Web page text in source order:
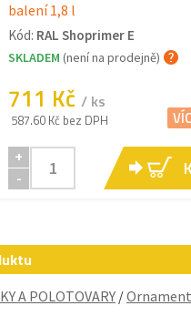
balení 1,8 l
Kód: RAL Shoprimer E
SKLADEM (není na prodejně)
711 Kč / ks
587.60 Kč bez DPH
+
-
A POLOTOVARY /